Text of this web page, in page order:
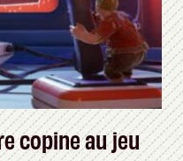
copine au jeu